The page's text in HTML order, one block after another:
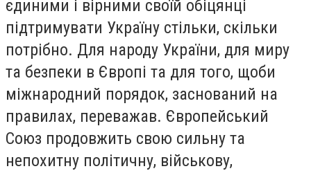
єдиними і вірними своїй обіцянці
підтримувати Україну стільки, скільки
потрібно. Для народу України, для миру
та безпеки в Європі та для того, щоби
міжнародний порядок, заснований на
правилах, переважав. Європейський
Союз продовжить свою сильну та
непохитну політичну, військову,